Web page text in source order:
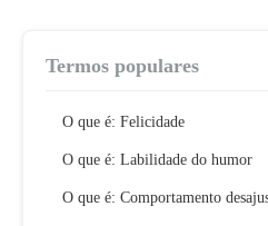
Termos populares
O que é: Felicidade
O que é: Labilidade do humor
O que é: Comportamento